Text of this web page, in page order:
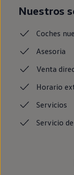
Nuestros
Coches
Asesoria
Venta
Horario
Servicios
Servicio de